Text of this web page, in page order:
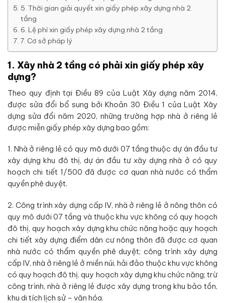
5. Thời gian giải quyết xin giấy phép xây dựng nhà 2
tầng
6. Lệ phí xin giấy phép xây dựng nhà 2 tầng
7. Cơ sở pháp lý
1. Xây nhà 2 tầng có phải xin giấy phép xây
dựng?
Theo quy định tại Điều 89 của Luật Xây dựng năm 2014,
được sửa đổi bổ sung bởi Khoản 30 Điều 1 của Luật Xây
dựng sửa đổi năm 2020, những trường hợp nhà ở riêng lẻ
được miễn giấy phép xây dựng bao gồm:
1. Nhà ở riêng lẻ có quy mô dưới 07 tầng thuộc dự án đầu tư
xây dựng khu đô thị, dự án đầu tư xây dựng nhà ở có quy
hoạch chi tiết 1/500 đã được cơ quan nhà nước có thẩm
quyền phê duyệt.
2. Công trình xây dựng cấp IV, nhà ở riêng lẻ ở nông thôn có
quy mô dưới 07 tầng và thuộc khu vực không có quy hoạch
đô thị, quy hoạch xây dựng khu chức năng hoặc quy hoạch
chi tiết xây dựng điểm dân cư nông thôn đã được cơ quan
nhà nước có thẩm quyền phê duyệt; công trình xây dựng
cấp IV, nhà ở riêng lẻ ở miền núi, hải đảo thuộc khu vực không
có quy hoạch đô thị, quy hoạch xây dựng khu chức năng; trừ
công trình, nhà ở riêng lẻ được xây dựng trong khu bảo tồn,
khu di tích lịch sử – văn hóa.